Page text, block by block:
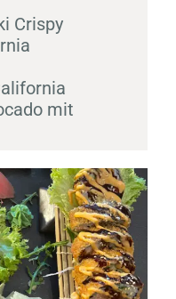
Crispy
mit